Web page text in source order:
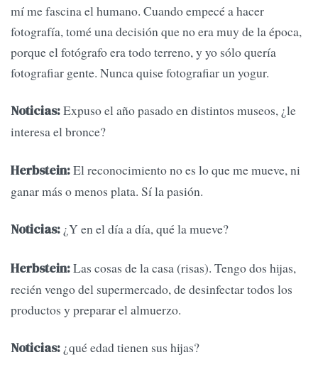
mí me fascina el humano. Cuando empecé a hacer
fotografía, tomé una decisión que no era muy de la época,
porque el fotógrafo era todo terreno, y yo sólo quería
fotografiar gente. Nunca quise fotografiar un yogur.
Noticias:Expuso el año pasado en distintos museos, ¿le
interesa el bronce?
Herbstein:El reconocimiento no es lo que me mueve, ni
ganar más o menos plata. Sí la pasión.
Noticias: ¿Y en el día a día, qué la mueve?
Herbstein:Las cosas de la casa (risas). Tengo dos hijas,
recién vengo del supermercado, de desinfectar todos los
productos y preparar el almuerzo.
Noticias: ¿qué edad tienen sus hijas?